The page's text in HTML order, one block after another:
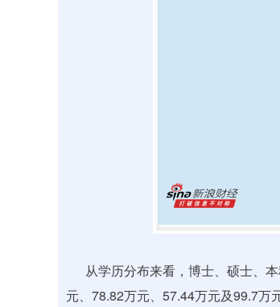
从学历分布来看，博士、硕士、本
元、78.82万元、57.44万元及99.7万元